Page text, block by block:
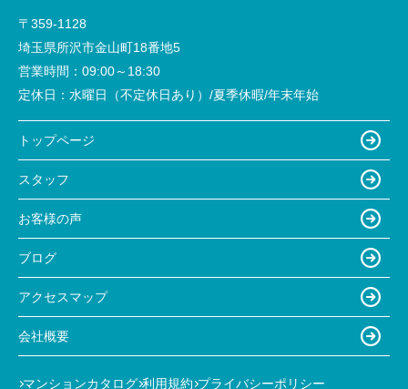
〒359-1128
埼玉県所沢市金山町18番地5
営業時間： 09:00～18:30
定休日： 水曜日（不定休日あり）/夏季休暇/年末年始
トップページ
スタッフ
お客様の声
ブログ
アクセスマップ
会社概要
マンションカタログ 利用規約 プライバシーポリシー